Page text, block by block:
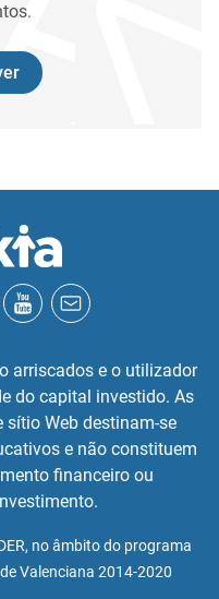
arriscados e o utilizador
do capital investido. As
Web destinam-se
e não constituem
financeiro ou
no âmbito do programa
Valenciana 2014-2020